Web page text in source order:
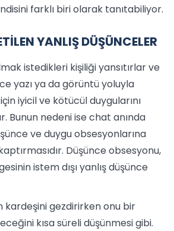
farklı biri olarak tanıtabiliyor.
YANLIŞ DÜŞÜNCELER
istedikleri kişiliği yansıtırlar ve
yazı ya da görüntü yoluyla
iyicil ve kötücül duygularını
Bunun nedeni ise chat anında
ve duygu obsesyonlarına
Düşünce obsesyonu,
istem dışı yanlış düşünce
kardeşini gezdirirken onu bir
kısa süreli düşünmesi gibi.